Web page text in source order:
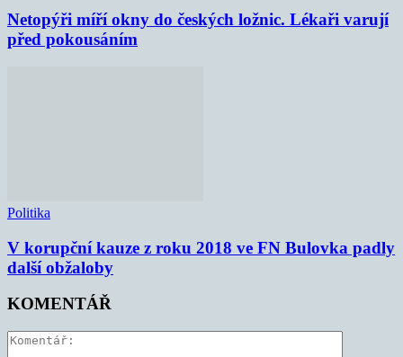
Netopýři míří okny do českých ložnic. Lékaři varují
před pokousáním
Politika
V korupční kauze z roku 2018 ve FN Bulovka padly
další obžaloby
KOMENTÁŘ